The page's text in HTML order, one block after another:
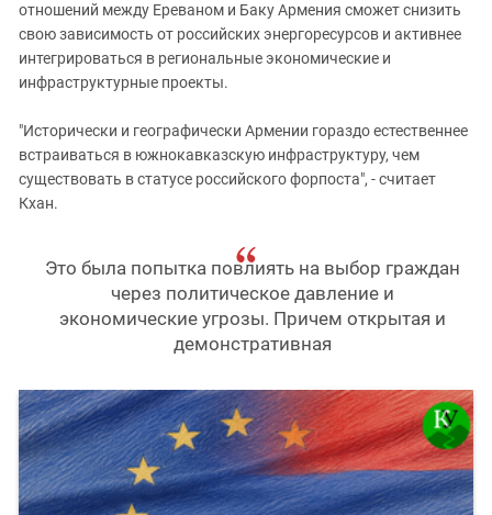
отношений между Ереваном и Баку Армения сможет снизить
свою зависимость от российских энергоресурсов и активнее
интегрироваться в региональные экономические и
инфраструктурные проекты.
"Исторически и географически Армении гораздо естественнее
встраиваться в южнокавказскую инфраструктуру, чем
существовать в статусе российского форпоста", - считает
Кхан.
Это была попытка повлиять на выбор граждан
через политическое давление и
экономические угрозы. Причем открытая и
демонстративная